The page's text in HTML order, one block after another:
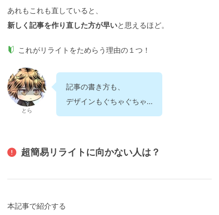
あれもこれも直していると、
新しく記事を作り直した方が早いと思えるほど。
これがリライトをためらう理由の１つ！
とら
記事の書き方も、
デザインもぐちゃぐちゃ…
超簡易リライトに向かない人は？
本記事で紹介する